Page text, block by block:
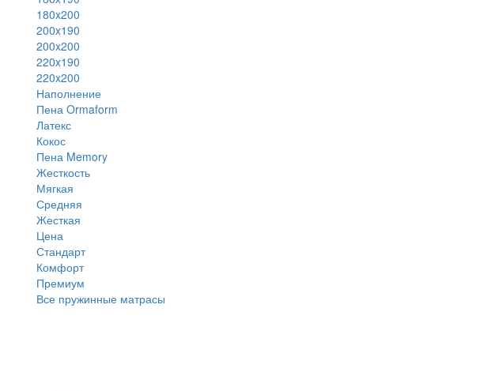
180x200
200x190
200x200
220x190
220x200
Наполнение
Пена Ormaform
Латекс
Кокос
Пена Memory
Жесткость
Мягкая
Средняя
Жесткая
Цена
Стандарт
Комфорт
Премиум
Все пружинные матрасы